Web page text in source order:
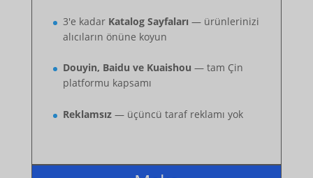
3'e kadarKatalog Sayfaları — ürünlerinizi
alıcıların önüne koyun
Douyin, Baidu ve Kuaishou — tam Çin
platformu kapsamı
Reklamsız— üçüncü taraf reklamı yok